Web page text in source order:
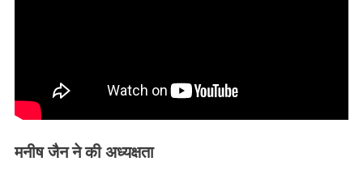
मनीष जैन ने की अध्यक्षता